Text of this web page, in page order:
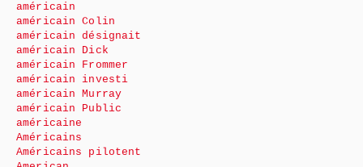
américain
américain Colin
américain désignait
américain Dick
américain Frommer
américain investi
américain Murray
américain Public
américaine
Américains
Américains pilotent